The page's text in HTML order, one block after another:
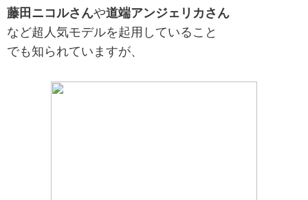
藤田ニコルさんや道端アンジェリカさん
など超人気モデルを起用していること
でも知られていますが、